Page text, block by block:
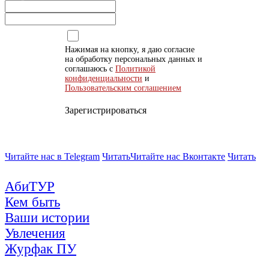
Нажимая на кнопку, я даю согласие
на обработку персональных данных и
соглашаюсь с Политикой
конфиденциальности и
Пользовательским соглашением
Зарегистрироваться
Читайте нас в Telegram ЧитатьЧитайте нас Вконтакте Читать
АбиТУР
Кем быть
Ваши истории
Увлечения
Журфак ПУ